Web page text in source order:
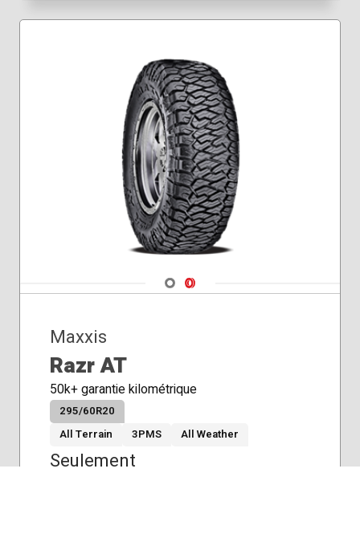
Navigate 1
Navigate 2
Maxxis
Razr AT
50k+ garantie kilométrique
295/60R20
All Terrain
3PMS All Weather
Seulement